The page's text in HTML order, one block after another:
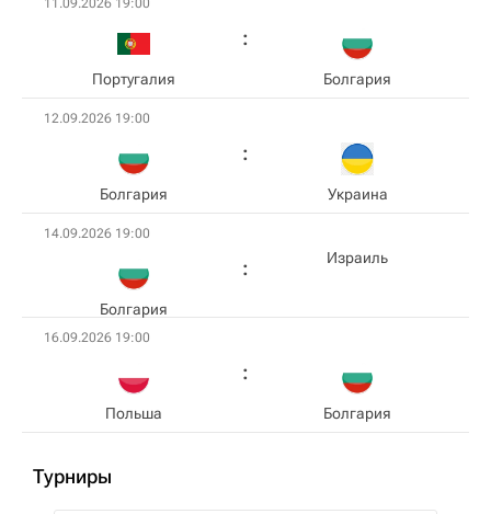
11.09.2026 19:00
Португалия Болгария
12.09.2026 19:00
Болгария Украина
14.09.2026 19:00
Болгария
Израиль
16.09.2026 19:00
Польша Болгария
Турниры